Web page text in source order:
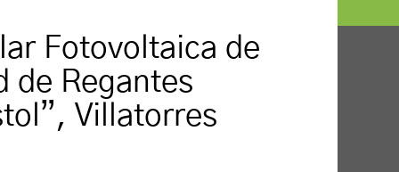
Fotovoltaica de
de Regantes
Villatorres